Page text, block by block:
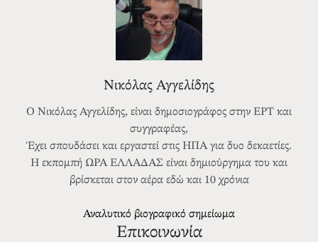
Νικόλας Αγγελίδης
Ο Νικόλας Αγγελίδης, είναι δημοσιογράφος στην ΕΡΤ και
συγγραφέας,
Έχει σπουδάσει και εργαστεί στις ΗΠΑ για δυο δεκαετίες.
Η εκπομπή ΩΡΑ ΕΛΛΑΔΑΣ είναι δημιούργημα του και
βρίσκεται στον αέρα εδώ και 10 χρόνια
Αναλυτικό βιογραφικό σημείωμα
Επικοινωνία